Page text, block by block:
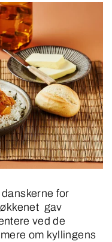
for
gav
ved de
om kyllingens